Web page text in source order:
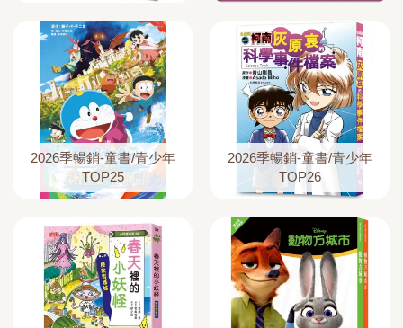
2026季暢銷-童書/青少年
TOP25
2026季暢銷-童書/青少年
TOP26